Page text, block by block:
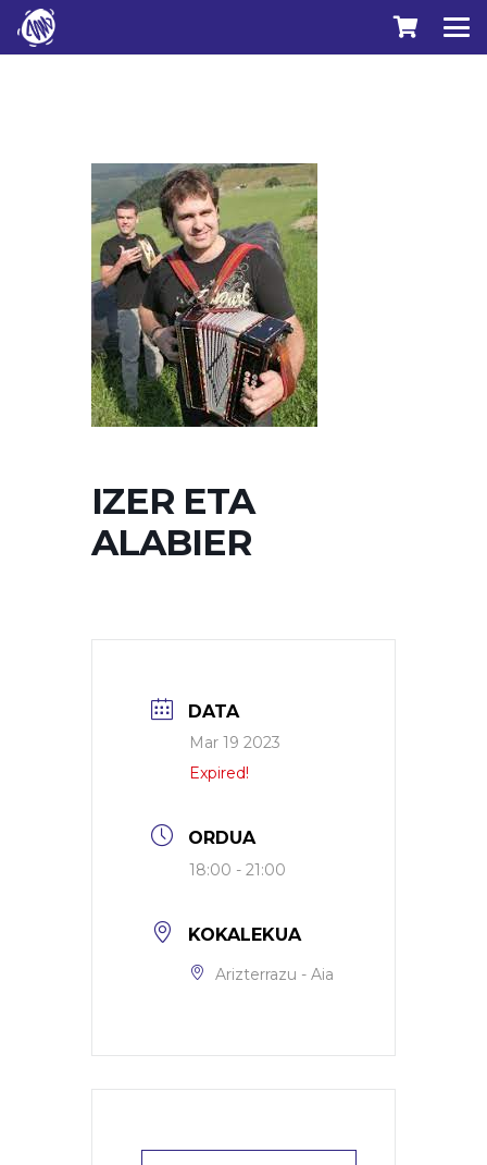
IZER ETA
ALABIER
DATA
Mar 19 2023
Expired!
ORDUA
18:00 - 21:00
KOKALEKUA
Arizterrazu - Aia